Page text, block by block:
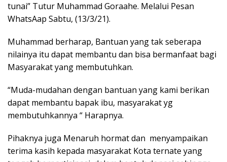
tunai” Tutur Muhammad Goraahe. Melalui Pesan
WhatsAap Sabtu, (13/3/21).
Muhammad berharap, Bantuan yang tak seberapa
nilainya itu dapat membantu dan bisa bermanfaat bagi
Masyarakat yang membutuhkan.
“Muda-mudahan dengan bantuan yang kami berikan
dapat membantu bapak ibu, masyarakat yg
membutuhkannya “ Harapnya.
Pihaknya juga Menaruh hormat dan menyampaikan
terima kasih kepada masyarakat Kota ternate yang